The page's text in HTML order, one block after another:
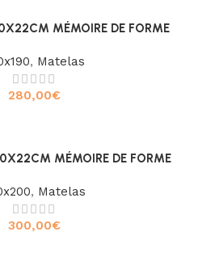
MÉMOIRE DE FORME
, Matelas
280,00€
MÉMOIRE DE FORME
, Matelas
300,00€